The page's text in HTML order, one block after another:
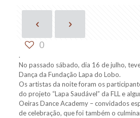
0
.
No passado sábado, dia 16 de julho,
Dança da Fundação Lapa do Lobo.
Os artistas da noite foram os
do projeto “Lapa Saudável” da FLL e
Oeiras Dance Academy – convidados
de celebração, que foi também o